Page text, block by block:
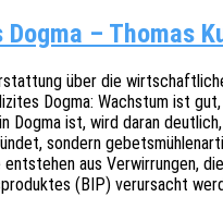
– Thomas
über die
Dogma: Wachs­tum ist
Dogma ist, wird daran
sondern
entste­hen aus Verwir­run­gen,
(BIP) verur­sacht